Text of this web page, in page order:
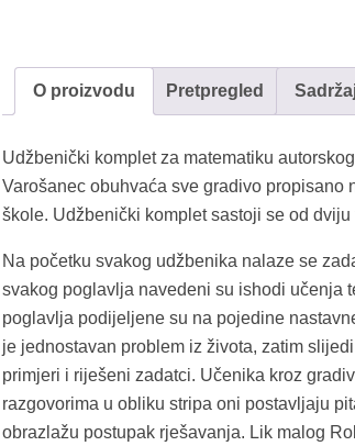
O proizvodu Pretpregled
Udžbenički komplet za matematiku
Varošanec obuhvaća sve gradivo propisano
škole. Udžbenički komplet sastoji se od
Na početku svakog udžbenika nalaze se
svakog poglavlja navedeni su ishodi učenja
poglavlja podijeljene su na pojedine
je jednostavan problem iz života, zatim
primjeri i riješeni zadatci. Učenika kroz
razgovorima u obliku stripa oni postavljaju
obrazlažu postupak rješavanja. Lik malog